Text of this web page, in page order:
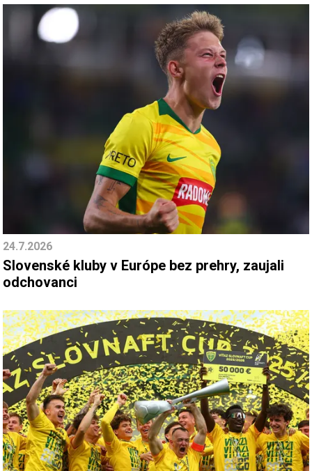
24.7.2026
Slovenské kluby v Európe bez prehry, zaujali
odchovanci